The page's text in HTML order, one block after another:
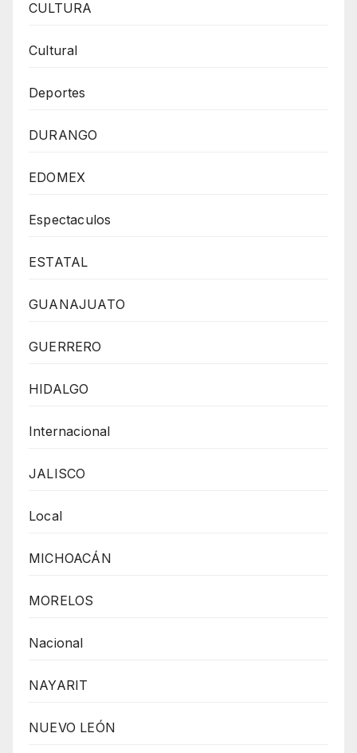
CULTURA
Cultural
Deportes
DURANGO
EDOMEX
Espectaculos
ESTATAL
GUANAJUATO
GUERRERO
HIDALGO
Internacional
JALISCO
Local
MICHOACÁN
MORELOS
Nacional
NAYARIT
NUEVO LEÓN